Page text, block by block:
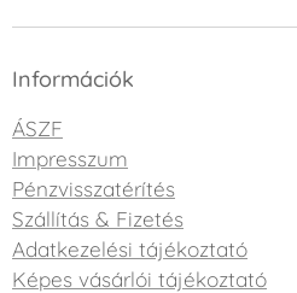
Információk
ÁSZF
Impresszum
Pénzvisszatérítés
Szállítás & Fizetés
Adatkezelési tájékoztató
Képes vásárlói tájékoztató